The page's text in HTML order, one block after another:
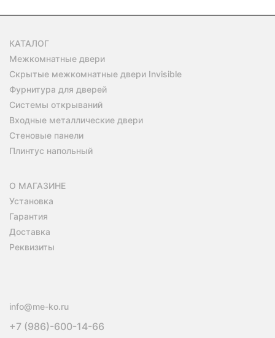
КАТАЛОГ
Межкомнатные двери
Скрытые межкомнатные двери Invisible
Фурнитура для дверей
Системы открываний
Входные металлические двери
Стеновые панели
Плинтус напольный
О МАГАЗИНЕ
Установка
Гарантия
Доставка
Реквизиты
info@me-ko.ru
+7 (986)-600-14-66